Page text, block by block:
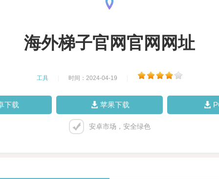
海外梯子官网官网网址
工具 时间：2024-04-19
下载 苹果下载
安卓市场，安全绿色